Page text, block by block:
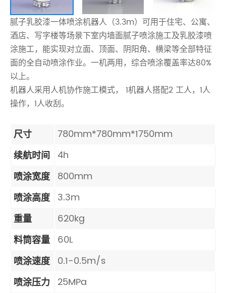
腻子乳胶漆一体喷涂机器人（3.3m）可用于住宅、公寓、
酒店、写字楼等场景下室内墙面腻子喷涂施工及乳胶漆喷
涂施工，能实现对立面、顶面、阴阳角、横梁等全部特征
面的全自动喷涂作业。一机两用，综合喷涂覆盖率达80%
以上。
机器人采用人机协作施工模式， 1机器人搭配2 工人，1人
操作，1人收刮。
尺寸
780mm*780mm*1750mm
续航时间 4h
喷涂宽度 800mm
喷涂高度 3.3m
重量
620kg
料筒容量 60L
喷涂速度 0.1-0.5m/s
喷涂压力 25MPa